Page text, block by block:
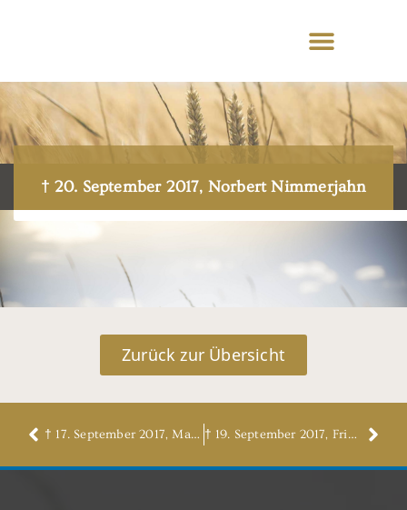
† 20. September 2017, Norbert Nimmerjahn
Zurück zur Übersicht
† 17. September 2017, Manfred Pettelkau † 19. September 2017, Friedrich Maack